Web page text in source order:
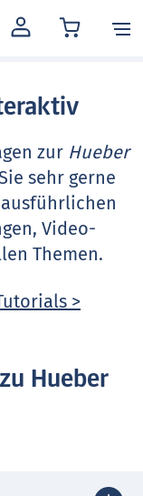
MEIN
KONTO
zur Hueber
sehr gerne
Video-
Themen.
>
Hueber